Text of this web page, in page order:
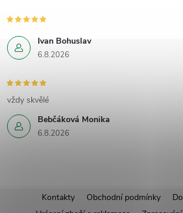
Ivan Bohuslav
6.8.2026
Bebčáková Monika
6.8.2026
vždy skvělé
Kontakty Obchodní podmínky